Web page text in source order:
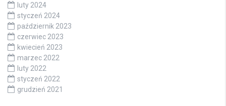
luty 2024
styczeń 2024
październik 2023
czerwiec 2023
kwiecień 2023
marzec 2022
luty 2022
styczeń 2022
grudzień 2021